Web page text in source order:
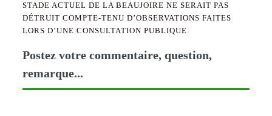
STADE ACTUEL DE LA BEAUJOIRE NE SERAIT PAS
DÉTRUIT COMPTE-TENU D’OBSERVATIONS FAITES
LORS D’UNE CONSULTATION PUBLIQUE.
Postez votre commentaire, question,
remarque...